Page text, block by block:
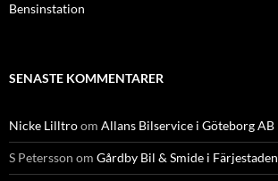
Bensinstation
SENASTE KOMMENTARER
Nicke Lilltroom Allans Bilservice i Göteborg AB
S Petersson om Gårdby Bil & Smide i Färjestaden